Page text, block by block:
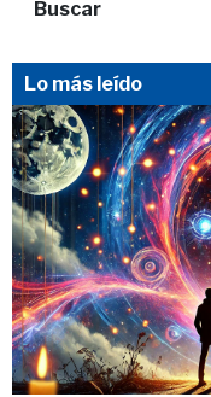
Buscar
Lo más leído